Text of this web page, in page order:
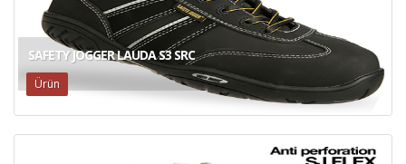
SAFETY JOGGER LAUDA S3 SRC
Ürün